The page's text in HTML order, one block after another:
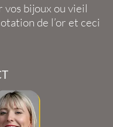
vos bijoux ou vieil
de l’or et ceci